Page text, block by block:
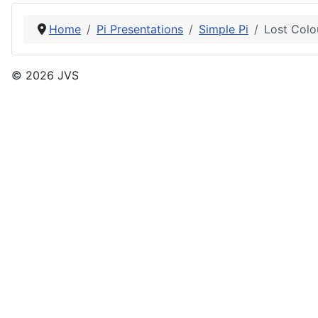
Home Pi Presentations Simple Pi Lost
© 2026 JVS